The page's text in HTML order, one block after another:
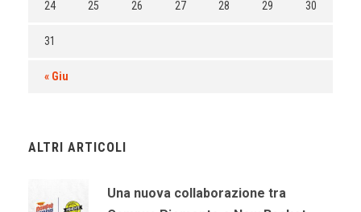
« Giu
24 25 26 27 28 29 30
31
ALTRI ARTICOLI
Una nuova collaborazione tra